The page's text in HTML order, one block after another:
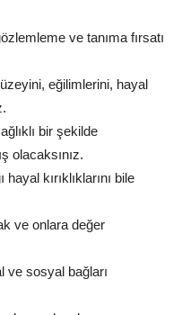
ve tanıma fırsatı
eğilimlerini, hayal
bir şekilde
olacaksınız.
kırıklıklarını bile
ve onlara değer
ve sosyal bağları